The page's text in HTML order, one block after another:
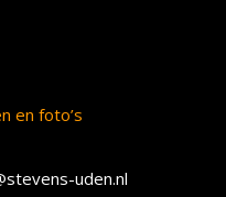
en foto’s
uden.nl